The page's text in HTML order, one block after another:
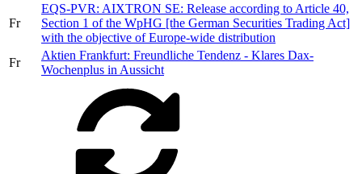
Fr
EQS-PVR: AIXTRON SE: Release according to Article 40,
Section 1 of the WpHG [the German Securities Trading Act]
with the objective of Europe-wide distribution
Fr
Aktien Frankfurt: Freundliche Tendenz - Klares Dax-
Wochenplus in Aussicht